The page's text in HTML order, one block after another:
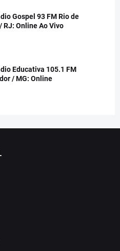
Gospel 93 FM Rio de
RJ: Online Ao Vivo
Educativa 105.1 FM
/ MG: Online